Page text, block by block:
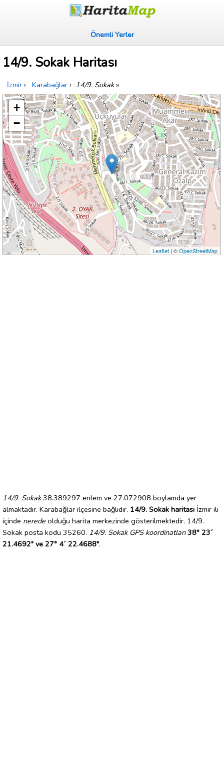
Önemli Yerler
14/9. Sokak Haritası
İzmir › Karabağlar › 14/9. Sokak»
+
−
Leaflet| ©OpenStreetMap
14/9. Sokak38.389297 enlem ve 27.072908 boylamda yer
almaktadır. Karabağlar ilçesine bağlıdır. 14/9. Sokak haritası İzmir ili
içinde nerede olduğu harita merkezinde gösterilmektedir. 14/9.
Sokak posta kodu 35260. 14/9. Sokak GPS koordinatları 38° 23´
21.4692" ve 27° 4´ 22.4688".